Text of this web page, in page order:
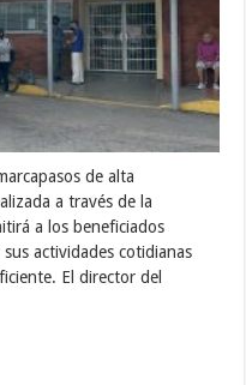
de alta
a través de la
a los beneficiados
actividades cotidianas
El director del